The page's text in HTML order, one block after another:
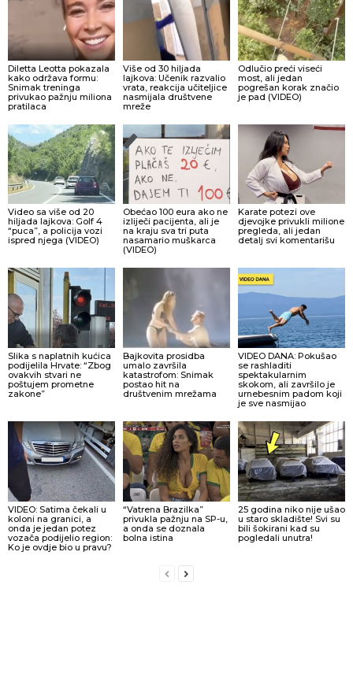
Diletta Leotta pokazala
kako održava formu:
Snimak treninga
privukao pažnju miliona
pratilaca
Više od 30 hiljada
lajkova: Učenik razvalio
vrata, reakcija učiteljice
nasmijala društvene
mreže
Odlučio preći viseći
most, ali jedan
pogrešan korak značio
je pad (VIDEO)
Video sa više od 20
hiljada lajkova: Golf 4
“puca”, a policija vozi
ispred njega (VIDEO)
Obećao 100 eura ako ne
izliječi pacijenta, ali je
na kraju sva tri puta
nasamario muškarca
(VIDEO)
Karate potezi ove
djevojke privukli milione
pregleda, ali jedan
detalj svi komentarišu
Slika s naplatnih kućica
podijelila Hrvate: “Zbog
ovakvih stvari ne
poštujem prometne
zakone”
Bajkovita prosidba
umalo završila
katastrofom: Snimak
postao hit na
društvenim mrežama
VIDEO DANA: Pokušao
se rashladiti
spektakularnim
skokom, ali završilo je
urnebesnim padom koji
je sve nasmijao
VIDEO: Satima čekali u
koloni na granici, a
onda je jedan potez
vozača podijelio region:
Ko je ovdje bio u pravu?
“Vatrena Brazilka”
privukla pažnju na SP-u,
a onda se doznala
bolna istina
25 godina niko nije ušao
u staro skladište! Svi su
bili šokirani kad su
pogledali unutra!